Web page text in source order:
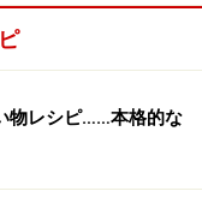
口醤油の量をお好
物レシピ……本格的な